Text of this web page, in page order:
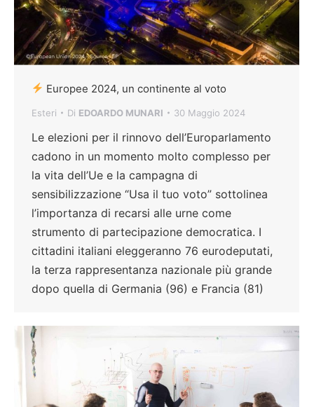
Europee 2024, un continente al voto
Esteri Di EDOARDO MUNARI 30 Maggio 2024
Le elezioni per il rinnovo dell’Europarlamento
cadono in un momento molto complesso per
la vita dell’Ue e la campagna di
sensibilizzazione “Usa il tuo voto” sottolinea
l’importanza di recarsi alle urne come
strumento di partecipazione democratica. I
cittadini italiani eleggeranno 76 eurodeputati,
la terza rappresentanza nazionale più grande
dopo quella di Germania (96) e Francia (81)